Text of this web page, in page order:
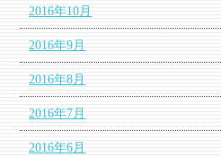
2016年10月
2016年9月
2016年8月
2016年7月
2016年6月